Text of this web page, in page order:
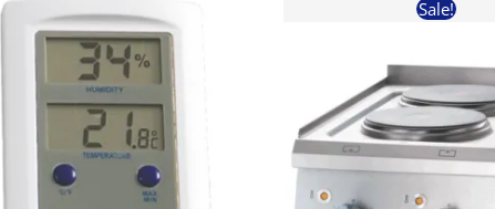
Sale!